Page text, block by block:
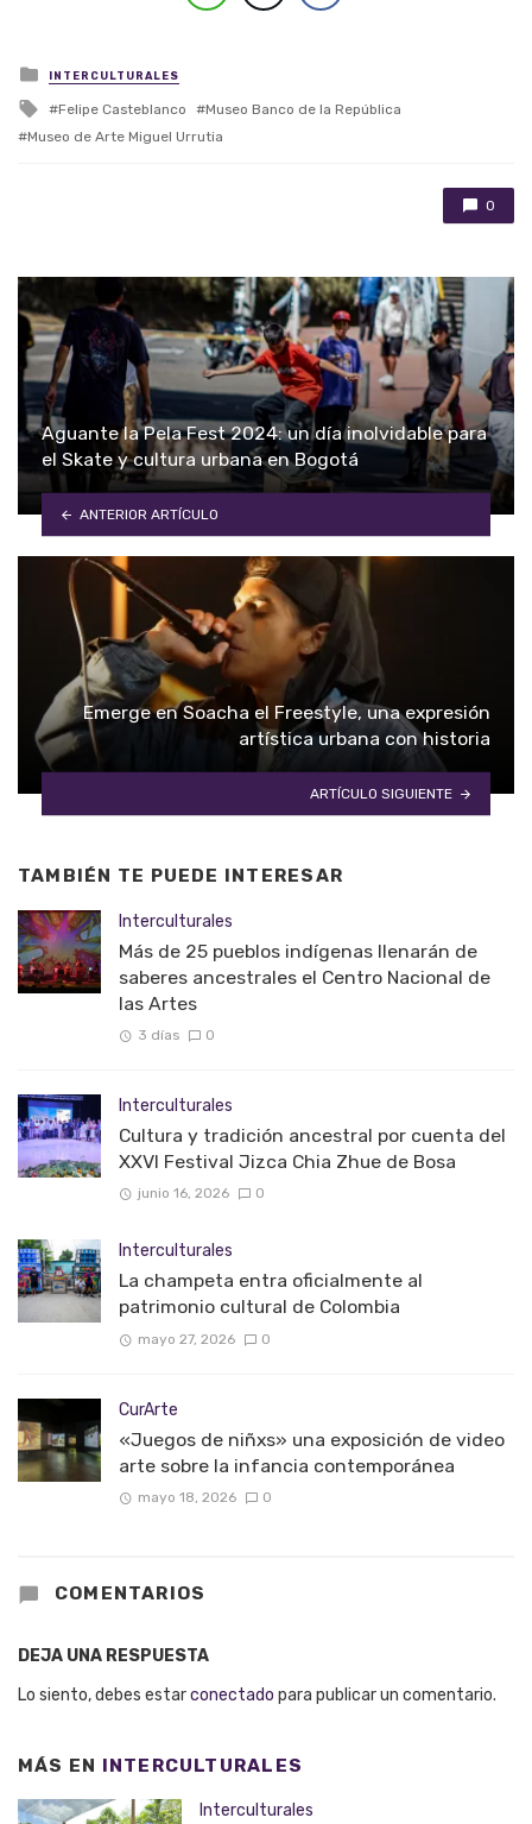
Posted in
INTERCULTURALES
Tagged with
Felipe Casteblanco
Museo Banco de la República
Museo de Arte Miguel Urrutia
0
Aguante la Pela Fest 2024: un día inolvidable para
el Skate y cultura urbana en Bogotá
ANTERIOR ARTÍCULO
Emerge en Soacha el Freestyle, una expresión
artística urbana con historia
ARTÍCULO SIGUIENTE
TAMBIÉN TE PUEDE INTERESAR
Interculturales
Más de 25 pueblos indígenas llenarán de
saberes ancestrales el Centro Nacional de
las Artes
3 días 0
Interculturales
Cultura y tradición ancestral por cuenta del
XXVI Festival Jizca Chia Zhue de Bosa
junio 16, 2026 0
Interculturales
La champeta entra oficialmente al
patrimonio cultural de Colombia
mayo 27, 2026 0
CurArte
«Juegos de niñxs» una exposición de video
arte sobre la infancia contemporánea
mayo 18, 2026 0
COMENTARIOS
DEJA UNA RESPUESTA
Lo siento, debes estarconectado para publicar un comentario.
MÁS EN INTERCULTURALES
Interculturales